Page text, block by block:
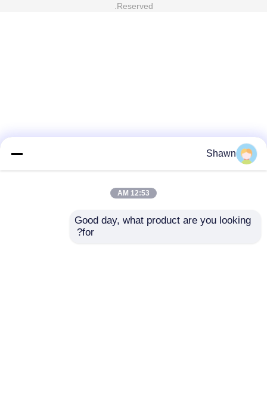
Reserved.
Shawn
12:53 AM
Good day, what product are you looking
for?